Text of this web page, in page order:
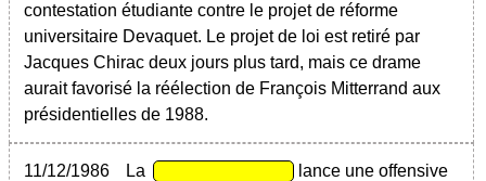
contestation étudiante contre le projet de réforme
universitaire Devaquet. Le projet de loi est retiré par
Jacques Chirac deux jours plus tard, mais ce drame
aurait favorisé la réélection de François Mitterrand aux
présidentielles de 1988.
11/12/1986 La
lance une offensive